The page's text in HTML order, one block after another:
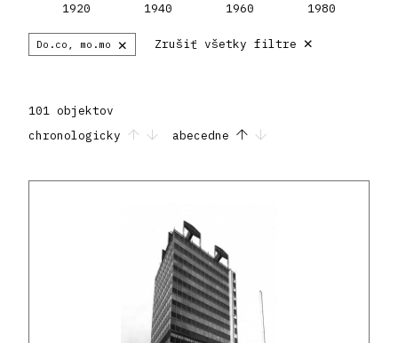
1920 1940 1960 1980
Do.co, mo.mo × Zrušiť všetky filtre ×
101 objektov
chronologicky
abecedne